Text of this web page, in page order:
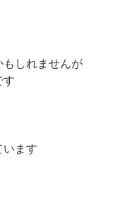
もしれませんが
す
います